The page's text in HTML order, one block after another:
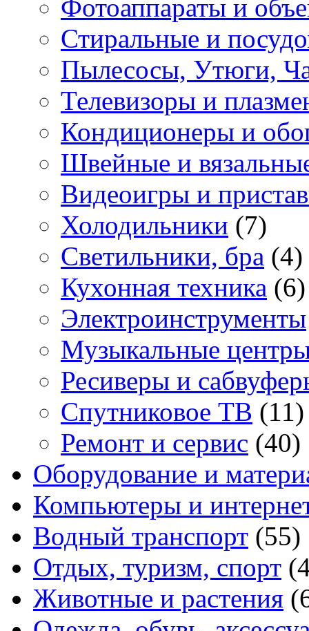
Фотоаппараты и
Стиральные и
Пылесосы, Утюги,
Телевизоры и
Кондиционеры и
Швейные и
Видеоигры и
Холодильники (7)
Светильники, бра (4)
Кухонная техника (6)
Электроинструменты
Музыкальные
Ресиверы и
Спутниковое ТВ (11)
Ремонт и сервис (40)
Оборудование и
Компьютеры и
Водный транспорт (55)
Отдых, туризм, спорт
Животные и растения